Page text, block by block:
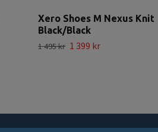
Xero Shoes M Nexus Knit
Black/Black
1 495 kr 1 399 kr